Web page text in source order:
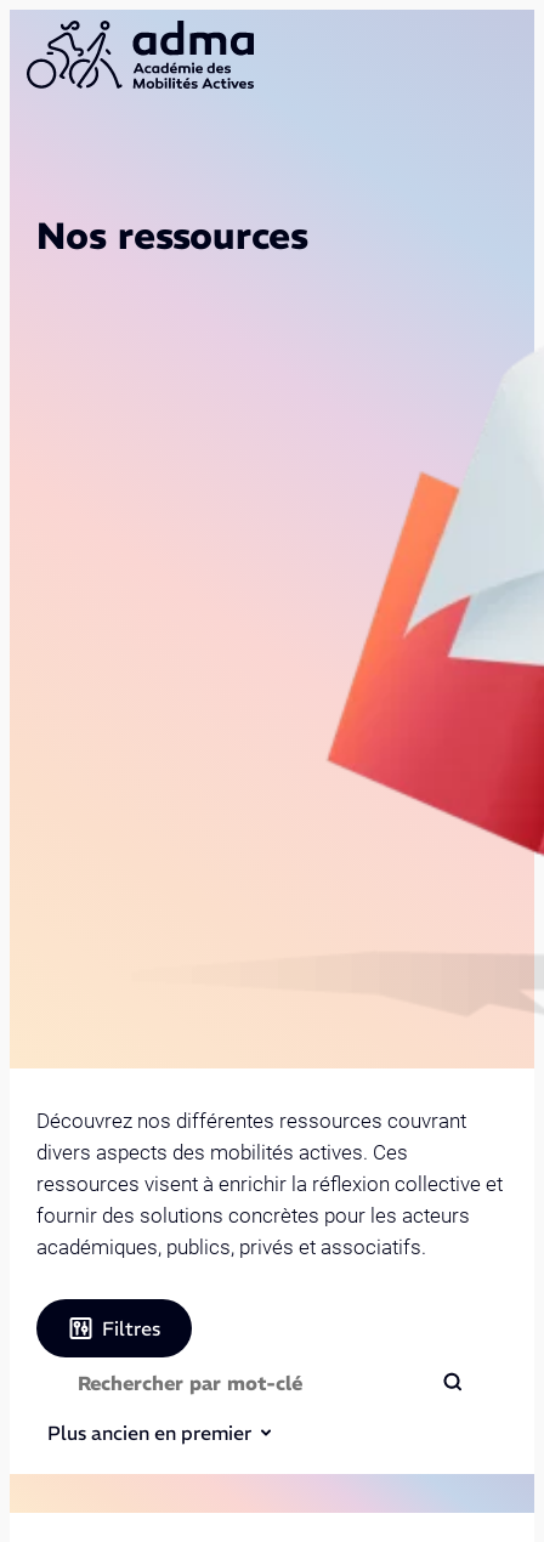
Nos ressources
Découvrez nos différentes ressources couvrant
divers aspects des mobilités actives. Ces
ressources visent à enrichir la réflexion collective et
fournir des solutions concrètes pour les acteurs
académiques, publics, privés et associatifs.
Filtres
Plus ancien en premier